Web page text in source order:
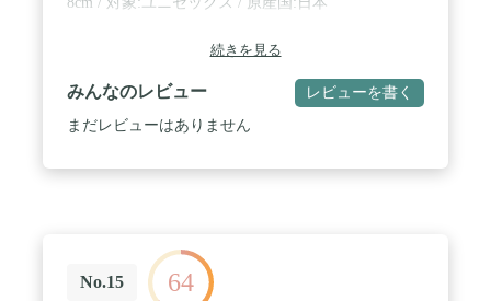
続きを見る
みんなのレビュー レビューを書く
まだレビューはありません
No.15 64